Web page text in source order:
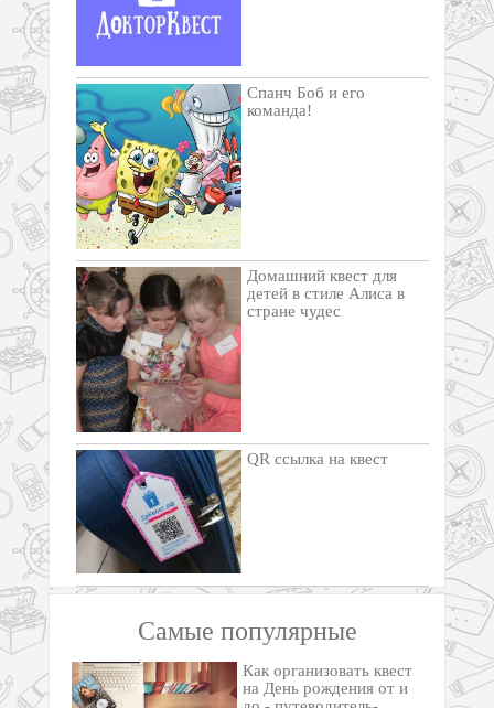
Спанч Боб и его
команда!
Домашний квест для
детей в стиле Алиса в
стране чудес
QR ссылка на квест
Самые популярные
Как организовать квест
на День рождения от и